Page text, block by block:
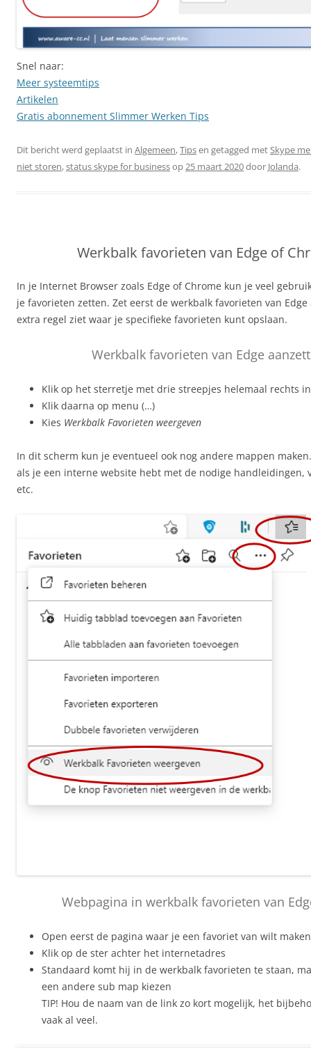
Snel naar:
Meer systeemtips
Artikelen
Gratis abonnement Slimmer Werken Tips
Dit bericht werd geplaatst in Algemeen,Tipsen getagged metSkype
niet storen,status skype for businessop25 maart 2020door Jolanda.
Werkbalk favorieten van Edge of
In je Internet Browser zoals Edge of Chrome kun je veel
je favorieten zetten. Zet eerst de werkbalk favorieten van
extra regel ziet waar je specifieke favorieten kunt opslaan.
Werkbalk favorieten van Edge
Klik op het sterretje met drie streepjes helemaal rechts
Klik daarna op menu (…)
Kies Werkbalk Favorieten weergeven
In dit scherm kun je eventueel ook nog andere mappen
als je een interne website hebt met de nodige handleidingen,
etc.
Webpagina in werkbalk favorieten van
Open eerst de pagina waar je een favoriet van wilt maken
Klik op de ster achter het internetadres
Standaard komt hij in de werkbalk favorieten te staan,
een andere sub map kiezen
TIP! Hou de naam van de link zo kort mogelijk, het
vaak al veel.